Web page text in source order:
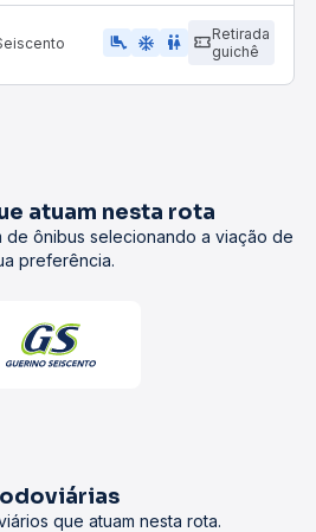
airline_seat_legroom_extra ac_unit wc
Retirada
guichê
atuam nesta rota
de ônibus selecionando a viação de
preferência.
que atuam nesta rota.